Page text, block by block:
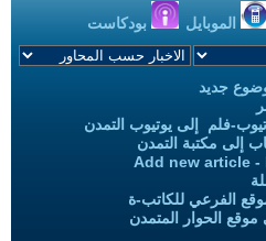
الموبايل بودكاست
جديد
فلم إلى يوتيوب التمدن
إلى مكتبة التمدن
Add new article -
الفرعي للكاتب-ة
الحوار المتمدن